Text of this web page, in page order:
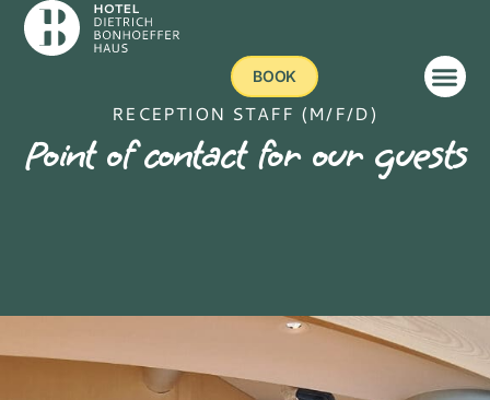
BOOK
RECEPTION STAFF (M/F/D)
Point of contact for our guests